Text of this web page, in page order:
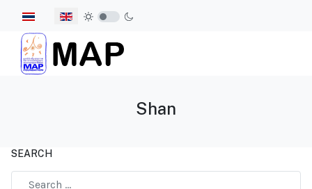
Select your language
Shan
SEARCH